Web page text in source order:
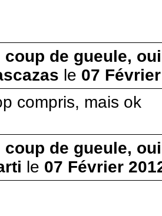
coup de gueule, oui
le 07
compris, mais ok
coup de gueule, oui
le 07 Février